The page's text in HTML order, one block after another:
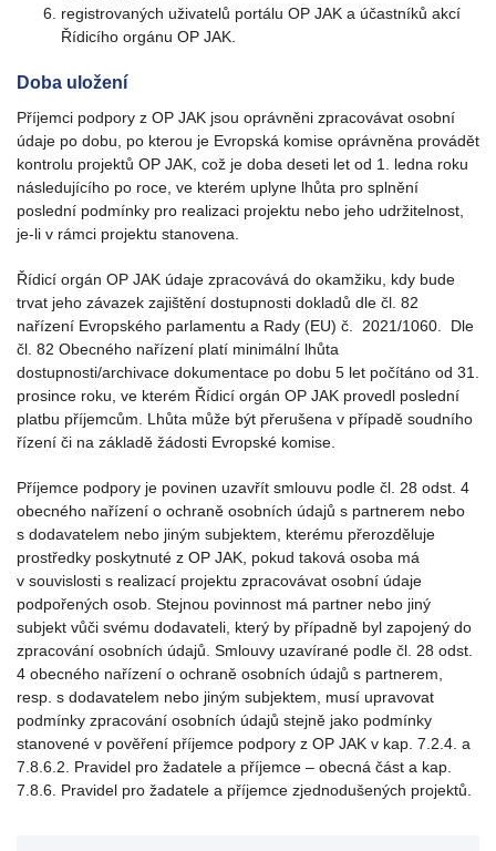
registrovaných uživatelů portálu OP JAK a účastníků akcí
Řídicího orgánu OP JAK.
Doba uložení
Příjemci podpory z OP JAK jsou oprávněni zpracovávat osobní
údaje po dobu, po kterou je Evropská komise oprávněna provádět
kontrolu projektů OP JAK, což je doba deseti let od 1. ledna roku
následujícího po roce, ve kterém uplyne lhůta pro splnění
poslední podmínky pro realizaci projektu nebo jeho udržitelnost,
je-li v rámci projektu stanovena.
Řídicí orgán OP JAK údaje zpracovává do okamžiku, kdy bude
trvat jeho závazek zajištění dostupnosti dokladů dle čl. 82
nařízení Evropského parlamentu a Rady (EU) č. 2021/1060. Dle
čl. 82 Obecného nařízení platí minimální lhůta
dostupnosti/archivace dokumentace po dobu 5 let počítáno od 31.
prosince roku, ve kterém Řídicí orgán OP JAK provedl poslední
platbu příjemcům. Lhůta může být přerušena v případě soudního
řízení či na základě žádosti Evropské komise.
Příjemce podpory je povinen uzavřít smlouvu podle čl. 28 odst. 4
obecného nařízení o ochraně osobních údajů s partnerem nebo
s dodavatelem nebo jiným subjektem, kterému přerozděluje
prostředky poskytnuté z OP JAK, pokud taková osoba má
v souvislosti s realizací projektu zpracovávat osobní údaje
podpořených osob. Stejnou povinnost má partner nebo jiný
subjekt vůči svému dodavateli, který by případně byl zapojený do
zpracování osobních údajů. Smlouvy uzavírané podle čl. 28 odst.
4 obecného nařízení o ochraně osobních údajů s partnerem,
resp. s dodavatelem nebo jiným subjektem, musí upravovat
podmínky zpracování osobních údajů stejně jako podmínky
stanovené v pověření příjemce podpory z OP JAK v kap. 7.2.4. a
7.8.6.2. Pravidel pro žadatele a příjemce – obecná část a kap.
7.8.6. Pravidel pro žadatele a příjemce zjednodušených projektů.